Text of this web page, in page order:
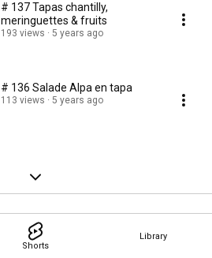
Shorts
Library
# 137 Tapas chantilly,
meringuettes & fruits
193 views 5 years ago
# 136 Salade Alpa en tapa
113 views 5 years ago